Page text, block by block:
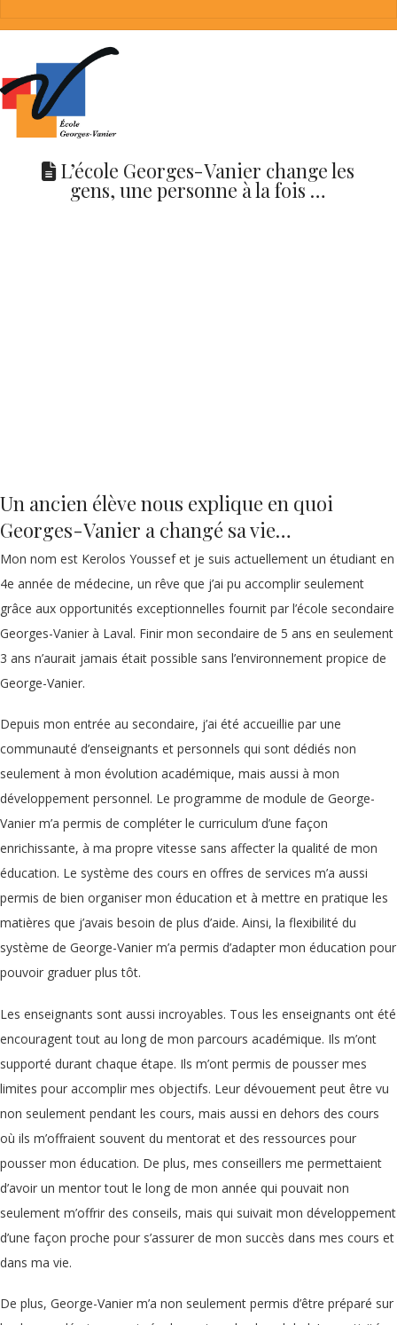
L’école Georges-Vanier change les
gens, une personne à la fois …
Un ancien élève nous explique en quoi
Georges-Vanier a changé sa vie…
Mon nom est Kerolos Youssef et je suis actuellement un étudiant en
4e année de médecine, un rêve que j’ai pu accomplir seulement
grâce aux opportunités exceptionnelles fournit par l’école secondaire
Georges-Vanier à Laval. Finir mon secondaire de 5 ans en seulement
3 ans n’aurait jamais était possible sans l’environnement propice de
George-Vanier.
Depuis mon entrée au secondaire, j’ai été accueillie par une
communauté d’enseignants et personnels qui sont dédiés non
seulement à mon évolution académique, mais aussi à mon
développement personnel. Le programme de module de George-
Vanier m’a permis de compléter le curriculum d’une façon
enrichissante, à ma propre vitesse sans affecter la qualité de mon
éducation. Le système des cours en offres de services m’a aussi
permis de bien organiser mon éducation et à mettre en pratique les
matières que j’avais besoin de plus d’aide. Ainsi, la flexibilité du
système de George-Vanier m’a permis d’adapter mon éducation pour
pouvoir graduer plus tôt.
Les enseignants sont aussi incroyables. Tous les enseignants ont été
encouragent tout au long de mon parcours académique. Ils m’ont
supporté durant chaque étape. Ils m’ont permis de pousser mes
limites pour accomplir mes objectifs. Leur dévouement peut être vu
non seulement pendant les cours, mais aussi en dehors des cours
où ils m’offraient souvent du mentorat et des ressources pour
pousser mon éducation. De plus, mes conseillers me permettaient
d’avoir un mentor tout le long de mon année qui pouvait non
seulement m’offrir des conseils, mais qui suivait mon développement
d’une façon proche pour s’assurer de mon succès dans mes cours et
dans ma vie.
De plus, George-Vanier m’a non seulement permis d’être préparé sur